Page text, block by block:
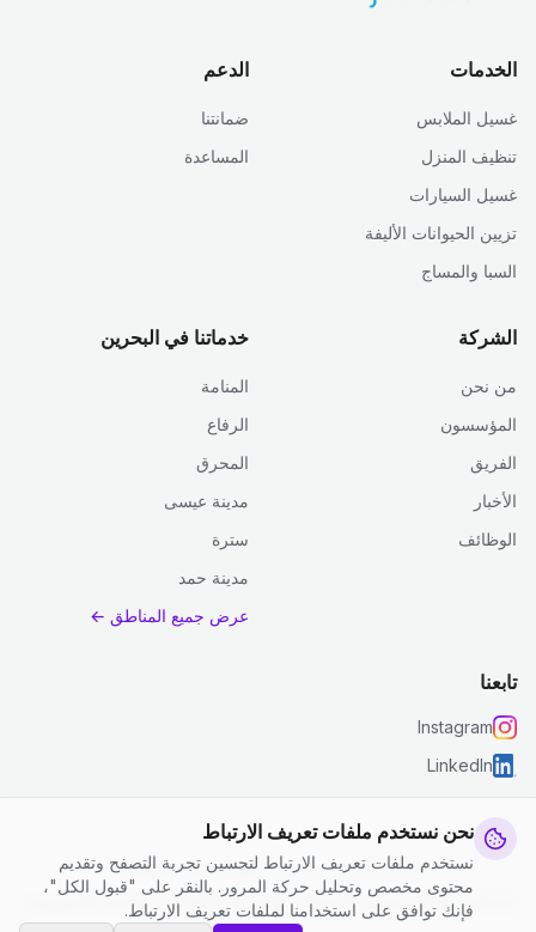
نحن نستخدم ملفات تعريف الارتباط
نستخدم ملفات تعريف الارتباط لتحسين تجربة التصفح وتقديم
محتوى مخصص وتحليل حركة المرور. بالنقر على "قبول الكل"،
فإنك توافق على استخدامنا لملفات تعريف الارتباط.
الخدمات
غسيل الملابس
تنظيف المنزل
غسيل السيارات
تزيين الحيوانات الأليفة
السبا والمساج
الدعم
ضمانتنا
المساعدة
الشركة
من نحن
المؤسسون
الفريق
الأخبار
الوظائف
خدماتنا في البحرين
المنامة
الرفاع
المحرق
مدينة عيسى
سترة
مدينة حمد
عرض جميع المناطق ←
تابعنا
Instagram
LinkedIn
© 2026 جست كلين. جميع الحقوق محفوظة.
سياسة الخصوصية
الشروط والأحكام | إعدادات ملفات تعريف الارتباط